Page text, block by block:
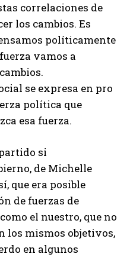
correlaciones de
los cambios. Es
políticamente
vamos a
se expresa en pro
política que
esa fuerza.
si
de Michelle
que era posible
de fuerzas de
el nuestro, que no
los mismos objetivos,
en algunos